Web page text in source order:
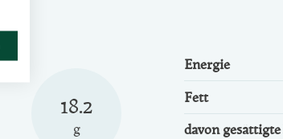
18.2
g
Energie
Fett
davon